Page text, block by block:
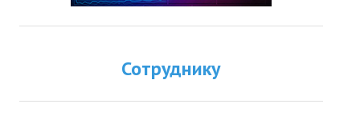
Сотруднику